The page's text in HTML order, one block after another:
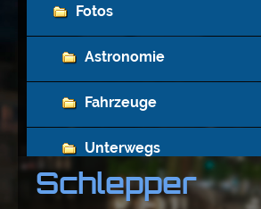
Fotos
Astronomie
Fahrzeuge
Unterwegs
Deutschland
Schlepper